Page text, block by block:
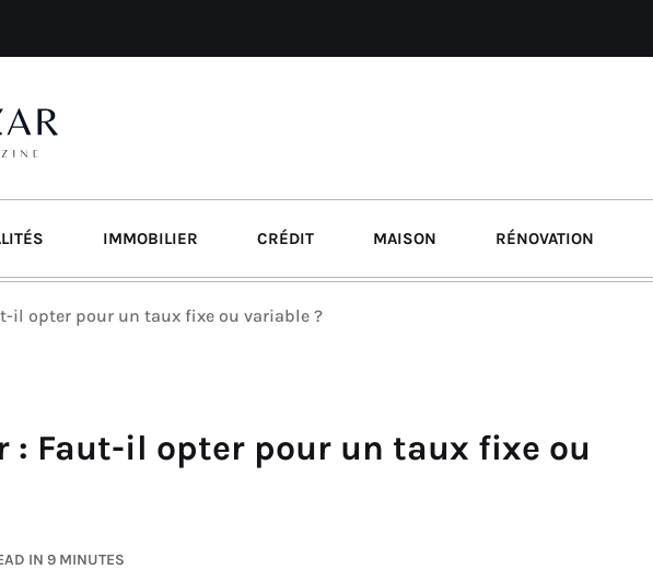
IMMOBILIER CRÉDIT MAISON RÉNOVATION
il opter pour un taux fixe ou variable ?
: Faut-il opter pour un taux fixe ou
IN 9 MINUTES